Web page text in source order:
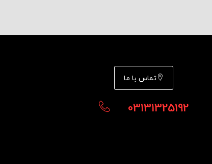
تماس با ما
03131325192